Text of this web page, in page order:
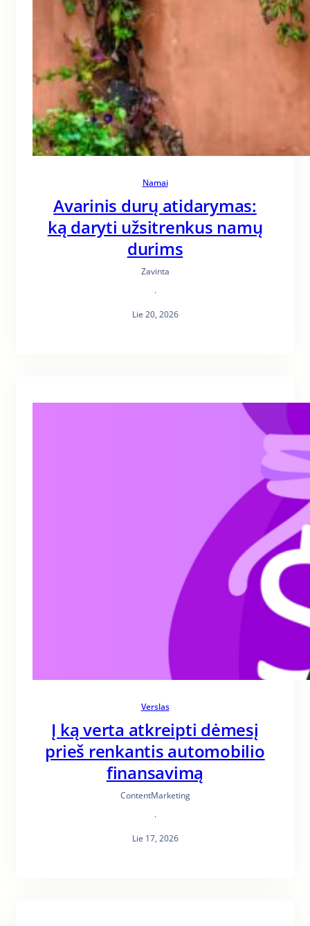
Namai
Avarinis durų atidarymas:
ką daryti užsitrenkus namų
durims
Zavinta
·
Lie 20, 2026
Verslas
Į ką verta atkreipti dėmesį
prieš renkantis automobilio
finansavimą
ContentMarketing
·
Lie 17, 2026